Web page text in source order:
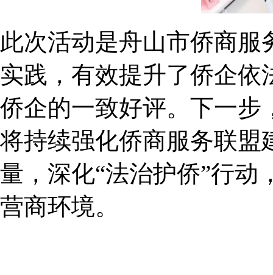
此次活动是舟山市侨商
实践，有效提升了侨企
侨企的一致好评。下一步
将持续强化侨商服务联盟
量，深化“法治护侨”行
营商环境。